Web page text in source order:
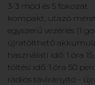
3-3 mód és 5 fokozat
kompakt, utazó méret
egyszerű vezérlés (1
újratölthető
használati idő: 1 óra 15
töltési idő: 1 óra 50 perc
rádiós távirányító -